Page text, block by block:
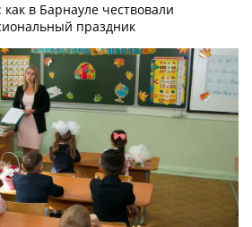
в Барнауле чествовали
праздник